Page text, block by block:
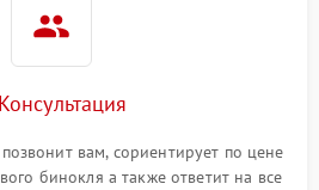
вам, сориентирует по цене
бинокля а также ответит на все